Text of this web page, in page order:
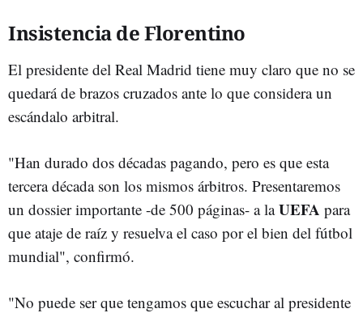
Insistencia de Florentino
El presidente del Real Madrid tiene muy claro que no se
quedará de brazos cruzados ante lo que considera un
escándalo arbitral.
"Han durado dos décadas pagando, pero es que esta
tercera década son los mismos árbitros. Presentaremos
un dossier importante -de 500 páginas- a laUEFA para
que ataje de raíz y resuelva el caso por el bien del fútbol
mundial", confirmó.
"No puede ser que tengamos que escuchar al presidente